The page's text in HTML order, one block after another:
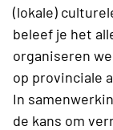
(lokale)
beleef je het
organiseren
op provinciale
In
de kans om